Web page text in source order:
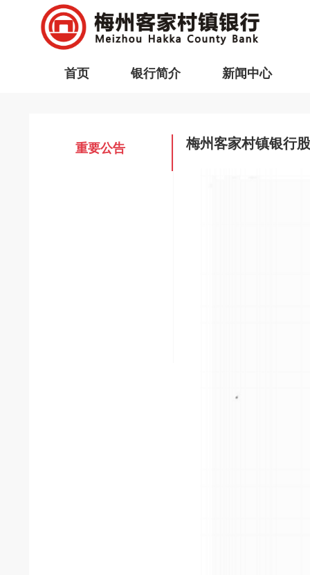
首页 银行简介 新闻中心
重要公告 梅州客家村镇银行